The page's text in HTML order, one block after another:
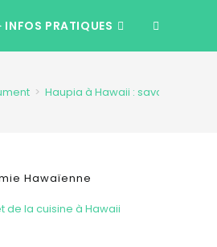
PRATIQUES
> Haupia à Hawaii : savourez le
Hawaïenne
de la cuisine à Hawaii